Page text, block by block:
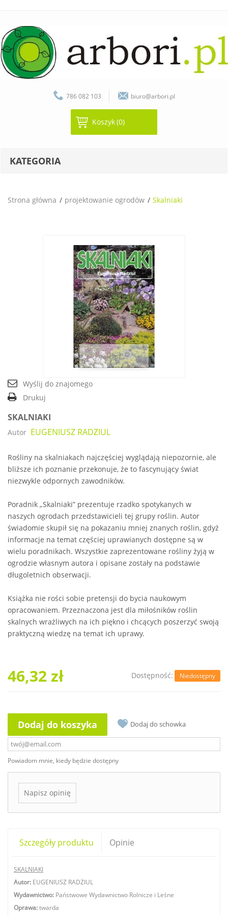
786 082 103 biuro@arbori.pl
Koszyk(0)
KATEGORIA
Strona główna projektowanie ogrodów Skalniaki
Powiększ
Wyślij do znajomego
Drukuj
SKALNIAKI
Autor EUGENIUSZ RADZIUL
Rośliny na skalniakach najczęściej wyglądają niepozornie, ale
bliższe ich poznanie przekonuje, że to fascynujący świat
niezwykle odpornych zawodników.
Poradnik „Skalniaki” prezentuje rzadko spotykanych w
naszych ogrodach przedstawicieli tej grupy roślin. Autor
świadomie skupił się na pokazaniu mniej znanych roślin, gdyż
informacje na temat częściej uprawianych dostępne są w
wielu poradnikach. Wszystkie zaprezentowane rośliny żyją w
ogrodzie własnym autora i opisane zostały na podstawie
długoletnich obserwacji.
Książka nie rości sobie pretensji do bycia naukowym
opracowaniem. Przeznaczona jest dla miłośników roślin
skalnych wrażliwych na ich piękno i chcących poszerzyć swoją
praktyczną wiedzę na temat ich uprawy.
46,32 zł Dostępność: Niedostępny
Dodaj do koszyka Dodaj do schowka
Powiadom mnie, kiedy będzie dostępny
Napisz opinię
Szczegóły produktu Opinie
SKALNIAKI
Autor: EUGENIUSZ RADZIUL
Wydawnictwo: Państwowe Wydawnictwo Rolnicze i Leśne
Oprawa:twarda